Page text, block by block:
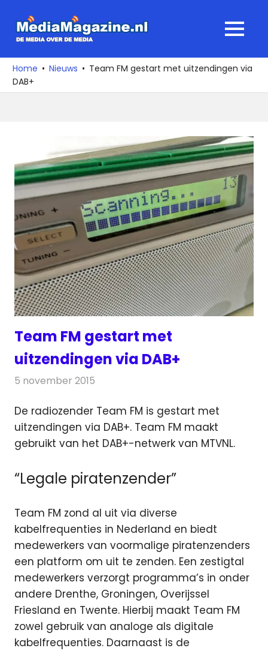
naar
media
over
de
MENU
Home Nieuws
Team FM gestart met uitzendingen via
DAB+
Team FM gestart met
uitzendingen via DAB+
5 november 2015
De radiozender Team FM is gestart met
uitzendingen via DAB+. Team FM maakt
gebruikt van het DAB+-netwerk van MTVNL.
“Legale piratenzender”
Team FM zond al uit via diverse
kabelfrequenties in Nederland en biedt
medewerkers van voormalige piratenzenders
een platform om uit te zenden. Een zestigtal
medewerkers verzorgt programma’s in onder
andere Drenthe, Groningen, Overijssel
Friesland en Twente. Hierbij maakt Team FM
zowel gebruik van analoge als digitale
kabelfrequenties. Daarnaast is de